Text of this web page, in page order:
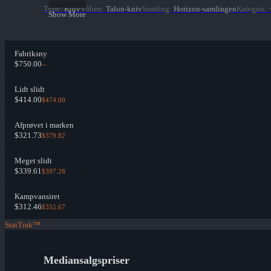
Show More
Type: KnivVåben: Talon-knivSamling: Horizon-samlingenKategori:
Fabriksny
$750.00--
Lidt slidt
$414.00$474.00
Afprøvet i marken
$321.73$379.82
Meget slidt
$339.61$397.28
Kampvansiret
$312.46$352.67
StatTrak™
Mediansalgspriser